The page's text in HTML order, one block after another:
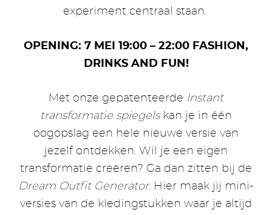
experiment centraal staan.
OPENING: 7 MEI 19:00 – 22:00 FASHION,
DRINKS AND FUN!
Met onze gepatenteerde Instant
transformatie spiegels kan je in één
oogopslag een hele nieuwe versie van
jezelf ontdekken. Wil je een eigen
transformatie creëren? Ga dan zitten bij de
Dream Outfit Generator. Hier maak jij mini-
versies van de kledingstukken waar je altijd